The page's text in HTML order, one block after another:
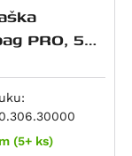
(5+ ks)
PRO, 50